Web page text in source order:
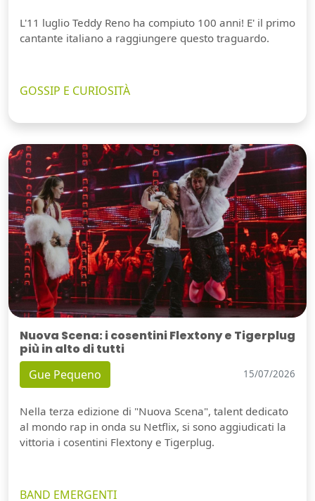
L'11 luglio Teddy Reno ha compiuto 100 anni! E' il primo
cantante italiano a raggiungere questo traguardo.
GOSSIP E CURIOSITÀ
Nuova Scena: i cosentini Flextony e Tigerplug
più in alto di tutti
Gue Pequeno 15/07/2026
Nella terza edizione di "Nuova Scena", talent dedicato
al mondo rap in onda su Netflix, si sono aggiudicati la
vittoria i cosentini Flextony e Tigerplug.
BAND EMERGENTI